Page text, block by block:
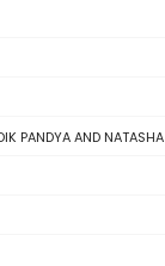
PANDYA AND NATASHA